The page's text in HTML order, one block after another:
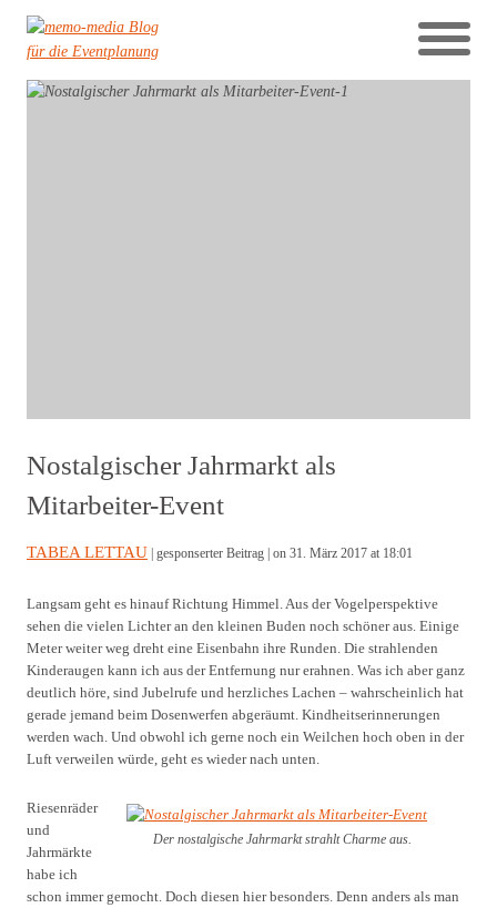
Nostalgischer Jahrmarkt als
Mitarbeiter-Event
TABEA LETTAU | gesponserter Beitrag | on 31. März 2017 at 18:01
Langsam geht es hinauf Richtung Himmel. Aus der Vogelperspektive
sehen die vielen Lichter an den kleinen Buden noch schöner aus. Einige
Meter weiter weg dreht eine Eisenbahn ihre Runden. Die strahlenden
Kinderaugen kann ich aus der Entfernung nur erahnen. Was ich aber ganz
deutlich höre, sind Jubelrufe und herzliches Lachen – wahrscheinlich hat
gerade jemand beim Dosenwerfen abgeräumt. Kindheitserinnerungen
werden wach. Und obwohl ich gerne noch ein Weilchen hoch oben in der
Luft verweilen würde, geht es wieder nach unten.
Der nostalgische Jahrmarkt strahlt Charme aus.
Riesenräder
und
Jahrmärkte
habe ich
schon immer gemocht. Doch diesen hier besonders. Denn anders als man